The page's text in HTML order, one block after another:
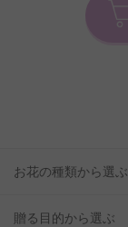
お花の種類から選ぶ
贈る目的から選ぶ